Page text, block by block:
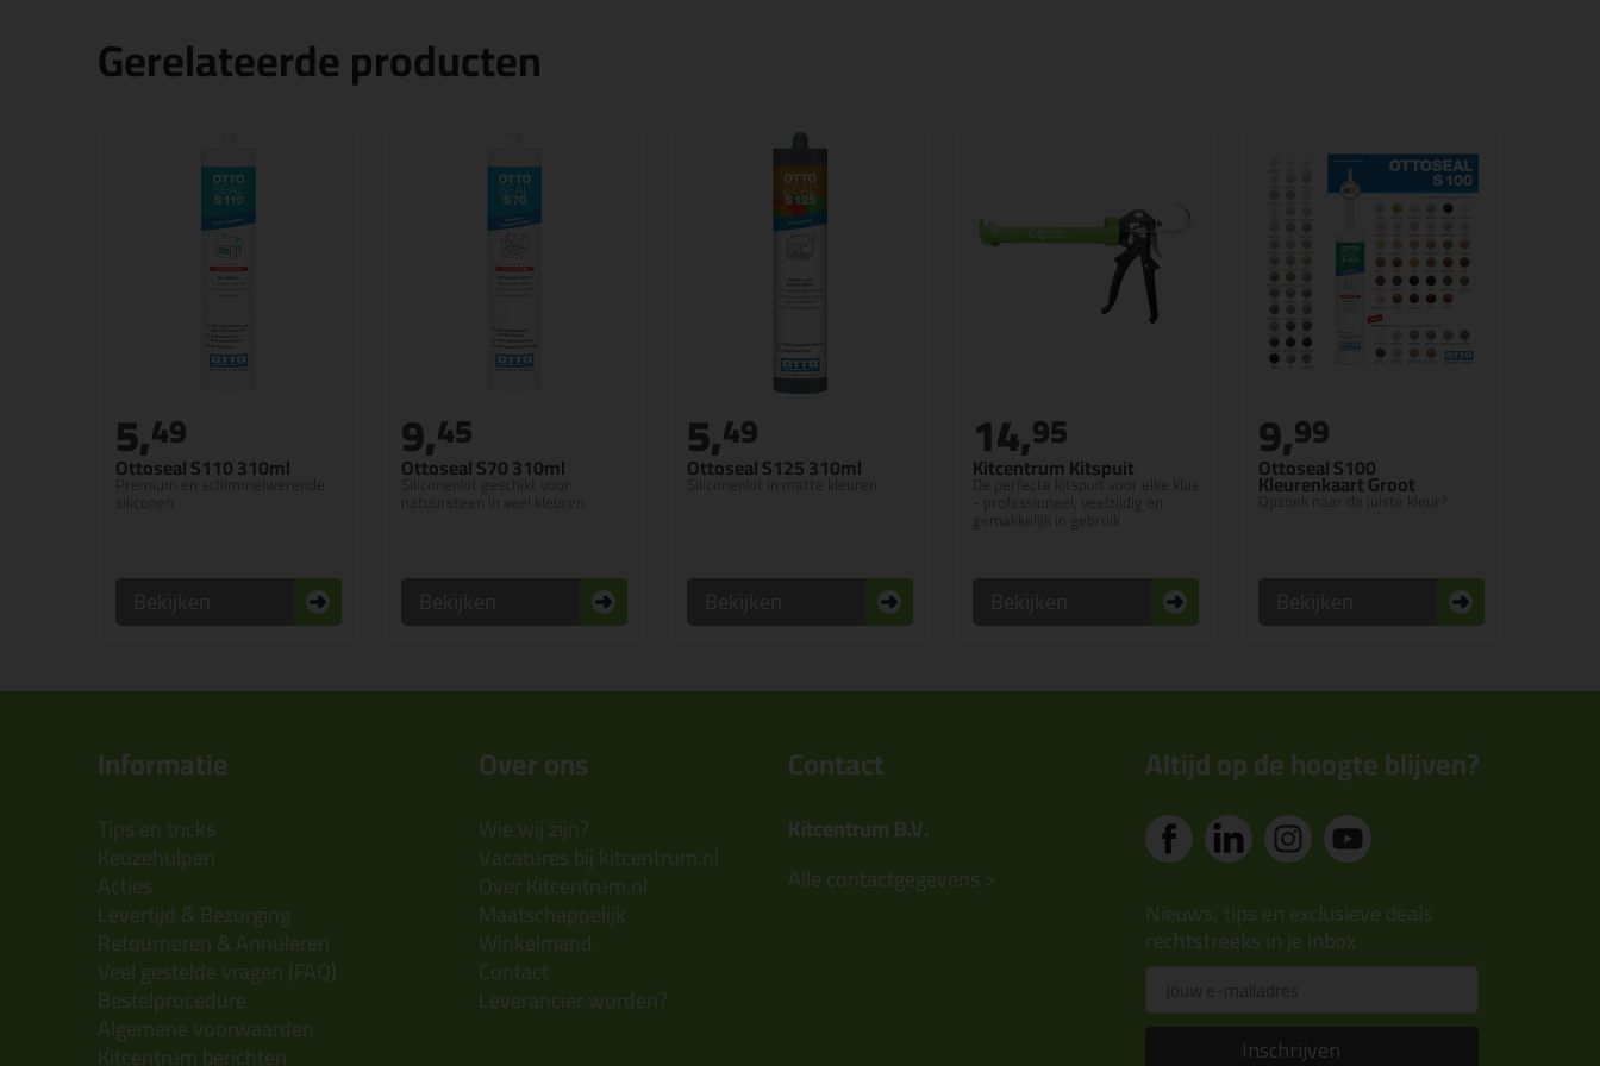
Gerelateerde producten
Ottoseal S110 310ml
Premium en schimmelwerende
5,49
Ottoseal S70 310ml
Siliconenkit geschikt voor
9,45
Ottoseal S125 310ml
Siliconenkit in matte kleuren
5,49
Kitcentrum Kitspuit
De perfecte kitspuit voor elke klus
14,95
Ottoseal S100
Kleurenkaart Groot
Opzoek naar de juiste kleur?
9,99
Informatie
Tips en tricks
Keuzehulpen
Acties
Levertijd & Bezorging
Retourneren & Annuleren
Veel gestelde vragen (FAQ)
Bestelprocedure
Algemene voorwaarden
Kitcentrum berichten
Over ons
Wie wij zijn?
Vacatures bij kitcentrum.nl
Over Kitcentrum.nl
Maatschappelijk
Winkelmand
Contact
Leverancier worden?
Contact
Kitcentrum B.V.
Alle contactgegevens >
Altijd op de hoogte blijven?
Nieuws, tips en exclusieve deals
rechtstreeks in je inbox
Inschrijven